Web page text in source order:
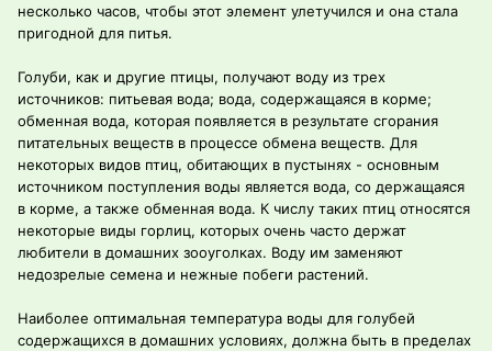
несколько часов, чтобы этот элемент улетучился и она стала
пригодной для питья.
Голуби, как и другие птицы, получают воду из трех
источников: питьевая вода; вода, содержащаяся в корме;
обменная вода, которая появляется в результате сгорания
питательных веществ в процессе обмена веществ. Для
некоторых видов птиц, обитающих в пустынях - основным
источником поступления воды является вода, со держащаяся
в корме, а также обменная вода. К числу таких птиц относятся
некоторые виды горлиц, которых очень часто держат
любители в домашних зооуголках. Воду им заменяют
недозрелые семена и нежные побеги растений.
Наиболее оптимальная температура воды для голубей
содержащихся в домашних условиях, должна быть в пределах